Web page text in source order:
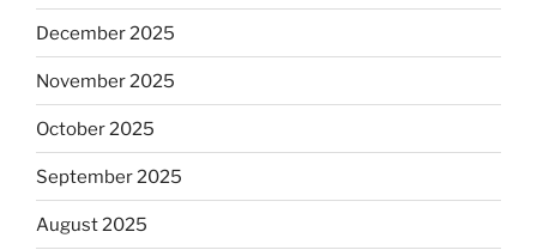
December 2025
November 2025
October 2025
September 2025
August 2025